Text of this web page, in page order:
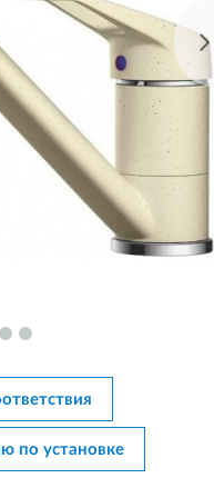
по установке